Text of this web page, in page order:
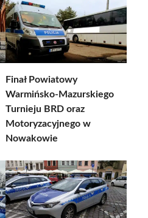
Finał Powiatowy
Warmińsko-Mazurskiego
Turnieju BRD oraz
Motoryzacyjnego w
Nowakowie